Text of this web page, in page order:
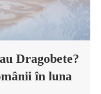
Dragobete?
în luna